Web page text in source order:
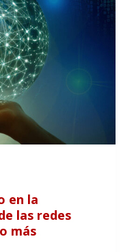
en la
las redes
más